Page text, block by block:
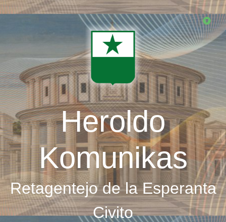
Skip
Heroldo
Komunikas
Retagentejo de la Esperanta
Civito